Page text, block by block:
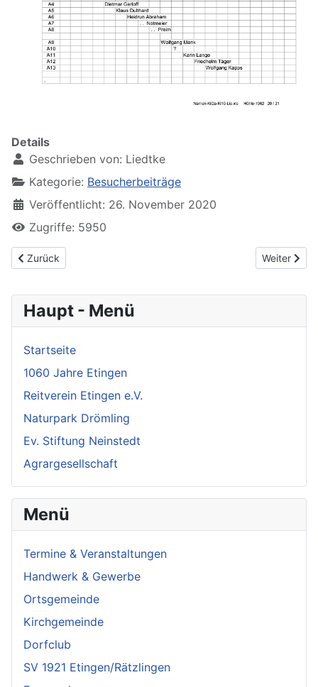
Haupt - Menü
Startseite
1060 Jahre Etingen
Reitverein Etingen e.V.
Naturpark Drömling
Ev. Stiftung Neinstedt
Agrargesellschaft
Menü
Termine & Veranstaltungen
Handwerk & Gewerbe
Ortsgemeinde
Kirchgemeinde
Dorfclub
SV 1921 Etingen/Rätzlingen
Details
Geschrieben von: Liedtke
Kategorie: Besucherbeiträge
Veröffentlicht: 26. November 2020
Zugriffe: 5950
Vorheriger Beitrag: Die Störche sind wieder da
Zurück Nächster
Weiter